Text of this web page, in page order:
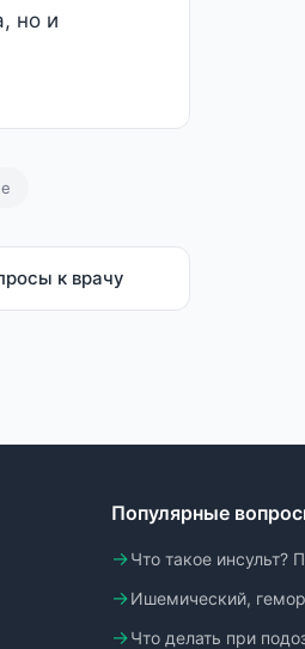
но и
к врачу
Популярные
Что такое инсульт?
Ишемический,
Что делать при